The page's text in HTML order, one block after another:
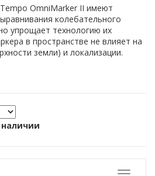
Tempo OmniMarker II имеют
колебательного
упрощает технологию их
в пространстве не влияет на
земли) и локализации.